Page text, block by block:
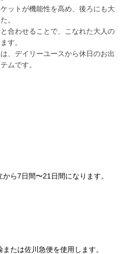
ットが機能性を高め、後ろにも大
。
合わせることで、こなれた大人の
す。
、デイリーユースから休日のお出
ムです。
ら7日間〜21日間になります。
たは佐川急便を使用します。